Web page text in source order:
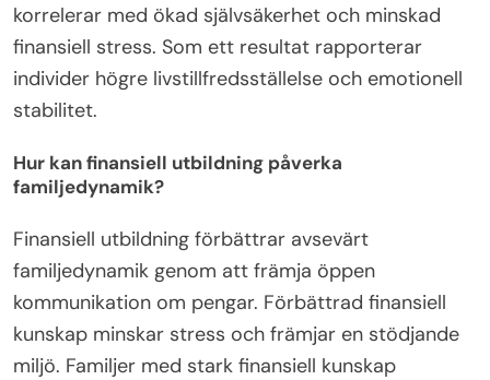
korrelerar med ökad självsäkerhet och minskad
finansiell stress. Som ett resultat rapporterar
individer högre livstillfredsställelse och emotionell
stabilitet.
Hur kan finansiell utbildning påverka
familjedynamik?
Finansiell utbildning förbättrar avsevärt
familjedynamik genom att främja öppen
kommunikation om pengar. Förbättrad finansiell
kunskap minskar stress och främjar en stödjande
miljö. Familjer med stark finansiell kunskap